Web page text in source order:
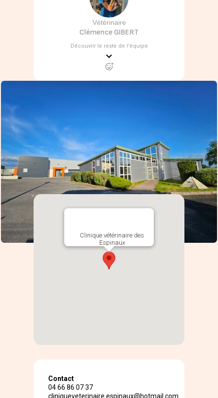
Vétérinaire
Clémence GIBERT
Découvrir le reste de l'équipe
Clinique vétérinaire des
Espinaux
Contact
04 66 86 07 37
cliniqueveterinaire.espinaux@hotmail.com